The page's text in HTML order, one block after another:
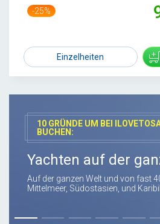
-25%
Einzelheiten
10 GRÜNDE UM BEI
BUCHEN:
Yachten auf der
Auf der ganzen Welt und von fast
Mittelmeer, Südostasien, und